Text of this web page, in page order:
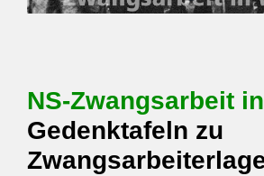
NS-Zwangsarbeit
Gedenktafeln zu